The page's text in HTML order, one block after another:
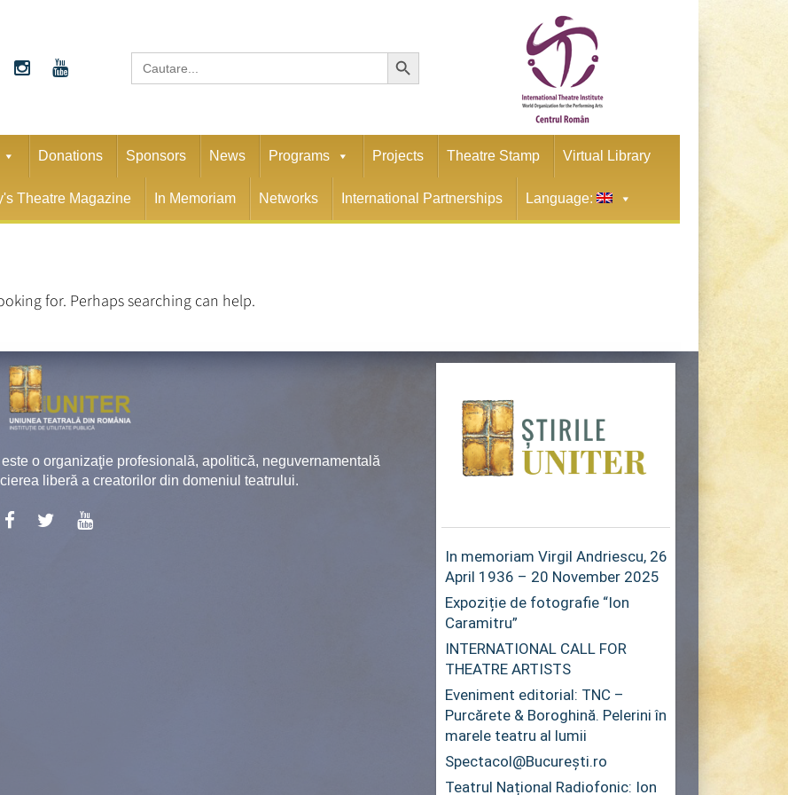
Search
for:
Search Button
Donations Sponsors News Programs Projects Theatre Stamp Virtual Library
Theatre Magazine In Memoriam Networks International Partnerships Language:
for. Perhaps searching can help.
In memoriam Virgil Andriescu, 26
April 1936 – 20 November 2025
Expoziție de fotografie “Ion
Caramitru”
INTERNATIONAL CALL FOR
THEATRE ARTISTS
Eveniment editorial: TNC –
Purcărete & Boroghină. Pelerini în
marele teatru al lumii
Spectacol@București.ro
Teatrul Național Radiofonic: Ion
o organizaţie profesională, apolitică, neguvernamentală
liberă a creatorilor din domeniul teatrului.